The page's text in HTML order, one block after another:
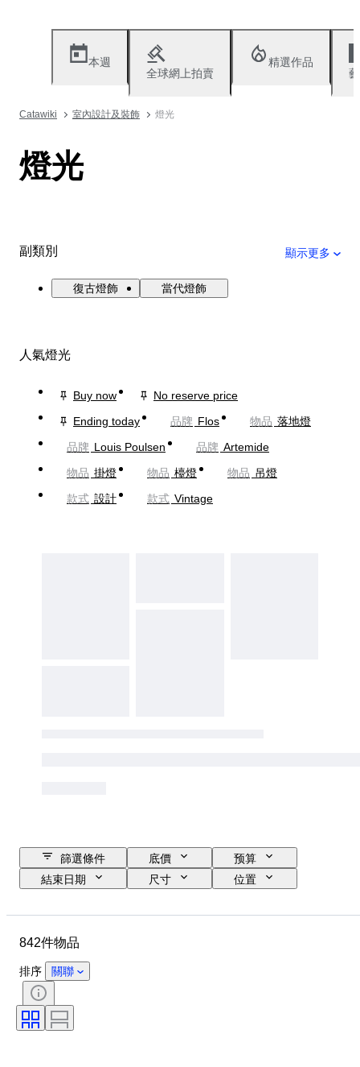
本週
全球網上拍賣
精選作品
Catawiki 室內設計及裝飾 燈光
燈光
副類別 顯示更多
復古燈飾 當代燈飾
人氣燈光
Buy now
No reserve price
Ending today
品牌 Flos 物品 落地燈
品牌 Louis Poulsen 品牌 Artemide
物品 掛燈 物品 檯燈 物品 吊燈
款式 設計 款式 Vintage
篩選條件 底價
预算
結束日期
尺寸
位置
時期
顏色
航行燈
842件物品
排序 關聯